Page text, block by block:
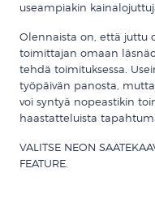
useampiakin
Olennaista on, että juttu
toimittajan omaan
tehdä toimituksessa.
työpäivän panosta,
voi syntyä nopeastikin
haastatteluista
VALITSE NEON
FEATURE.